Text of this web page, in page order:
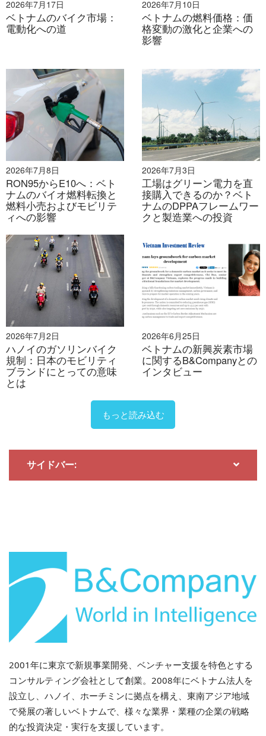
The Soc Son Waste-to-Energy Plant
ソース： VNTY
市場参加者
ベトナムにおける産業廃棄物リサイクル技術の開発と応
用は、単一の主体ではなく、政府機関、国内企業、そし
て外資系企業の組み合わせによって推進されています。
これは、産業廃棄物の複雑な性質を反映しており、政
策、インフラ、そして技術を横断した協調的な解決策が
必要となる場合が多いことを示しています。
心的な役割を果たしています。環境保護と循環型経済に
関する国家戦略では、2030年までに60～70%の産業廃
棄物をリサイクルするという明確な目標が設定されてい
期導入段階にあります[9]。
国内企業は、特に廃棄物を直接経済価値に変換できる分
野において、徐々に積極的に活動するようになってい
る。プラスチック、金属、産業副産物のリサイクル企業
めに、選別ライン、前処理システム、エネルギー回収ソ
リューションへの投資を行っている。同時に、ベトナム
廃棄物リサイクル協会（VWRA）などの業界団体は、慣
行の標準化や企業と技術提供者の連携を支援している
[11]。
2026年7月17日
ベトナムのバイク市場：
電動化への道
2026年7月10日
ベトナムの燃料価格：価
格変動の激化と企業への
影響
2026年7月8日
RON95からE10へ：ベト
ナムのバイオ燃料転換と
燃料小売およびモビリテ
ィへの影響
2026年7月3日
工場はグリーン電力を直
接購入できるのか？ベト
ナムのDPPAフレームワー
クと製造業への投資
2026年7月2日
ハノイのガソリンバイク
規制：日本のモビリティ
ブランドにとっての意味
とは
2026年6月25日
ベトナムの新興炭素市場
に関するB&Companyとの
インタビュー
もっと読み込む
サイドバー:
2001年に東京で新規事業開発、ベンチャー支援を特色とする
コンサルティング会社として創業。2008年にベトナム法人を
設立し、ハノイ、ホーチミンに拠点を構え、東南アジア地域
で発展の著しいベトナムで、様々な業界・業種の企業の戦略
的な投資決定・実行を支援しています。